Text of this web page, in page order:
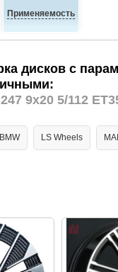
Применяемость
дисков с
9x20 5/112
BMW LS Wheels